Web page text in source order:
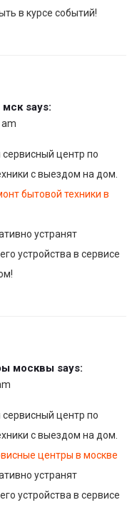
в курсе событий!
мск says:
am
центр по
с выездом на дом.
бытовой техники в
устранят
устройства в сервисе
москвы says:
центр по
с выездом на дом.
центры в москве
устранят
устройства в сервисе